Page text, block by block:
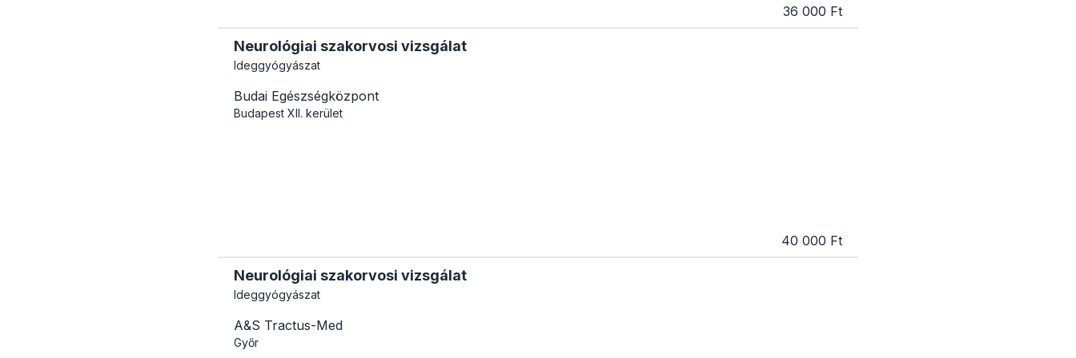
36 000 Ft
Neurológiai szakorvosi vizsgálat
Ideggyógyászat
Budai Egészségközpont
Budapest XII. kerület
40 000 Ft
Neurológiai szakorvosi vizsgálat
Ideggyógyászat
A&S Tractus-Med
Győr